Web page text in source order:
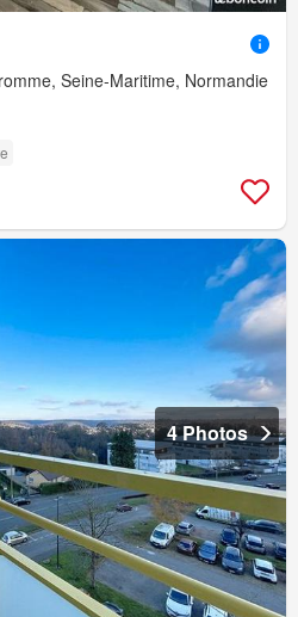
Seine-Maritime, Normandie
4 Photos